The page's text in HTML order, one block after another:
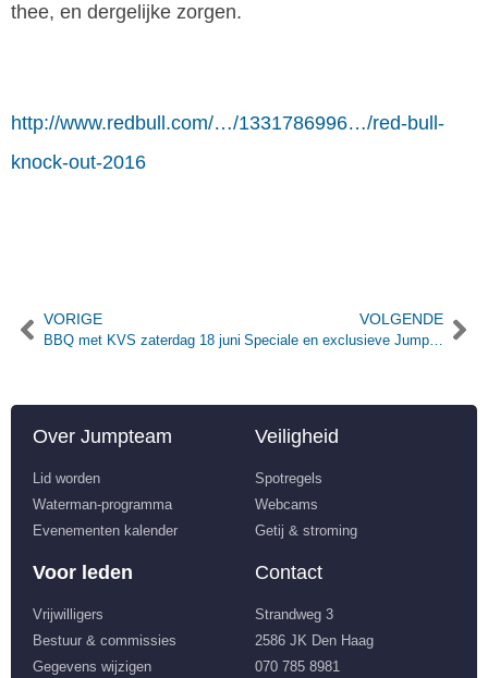
thee, en dergelijke zorgen.
http://www.redbull.com/…/1331786996…/red-bull-
knock-out-2016
VORIGE
BBQ met KVS zaterdag 18 juni
VOLGENDE
Speciale en exclusieve Jumpteam leden aanbiedingen
Over Jumpteam
Lid worden
Waterman-programma
Evenementen kalender
Veiligheid
Spotregels
Webcams
Getij & stroming
Voor leden
Vrijwilligers
Bestuur & commissies
Gegevens wijzigen
Contact
Strandweg 3
2586 JK Den Haag
070 785 8981